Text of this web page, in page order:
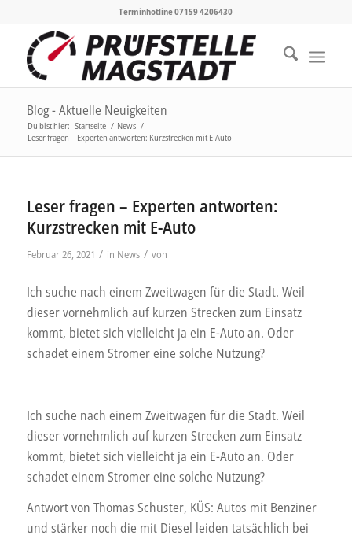
Terminhotline 07159 4206430
Blog - Aktuelle Neuigkeiten
Du bist hier: Startseite / News /
Leser fragen – Experten antworten: Kurzstrecken mit E-Auto
Leser fragen – Experten antworten:
Kurzstrecken mit E-Auto
Februar 26, 2021 / in News / von
Ich suche nach einem Zweitwagen für die Stadt. Weil
dieser vornehmlich auf kurzen Strecken zum Einsatz
kommt, bietet sich vielleicht ja ein E-Auto an. Oder
schadet einem Stromer eine solche Nutzung?
Ich suche nach einem Zweitwagen für die Stadt. Weil
dieser vornehmlich auf kurzen Strecken zum Einsatz
kommt, bietet sich vielleicht ja ein E-Auto an. Oder
schadet einem Stromer eine solche Nutzung?
Antwort von Thomas Schuster, KÜS: Autos mit Benziner
und stärker noch die mit Diesel leiden tatsächlich bei